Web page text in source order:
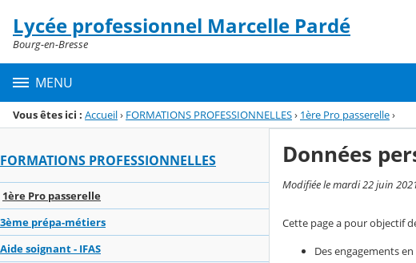
Menu de la rubrique
Contenu
Lycée professionnel Marcelle Pardé
Bourg-en-Bresse
MENU
Vous êtes ici : Accueil› FORMATIONS PROFESSIONNELLES› 1ère Pro passerelle›
FORMATIONS PROFESSIONNELLES
1ère Pro passerelle
3ème prépa-métiers
Aide soignant - IFAS
Données
Modifiée le mardi 22 juin
Cette page a pour objectif
Des engagements